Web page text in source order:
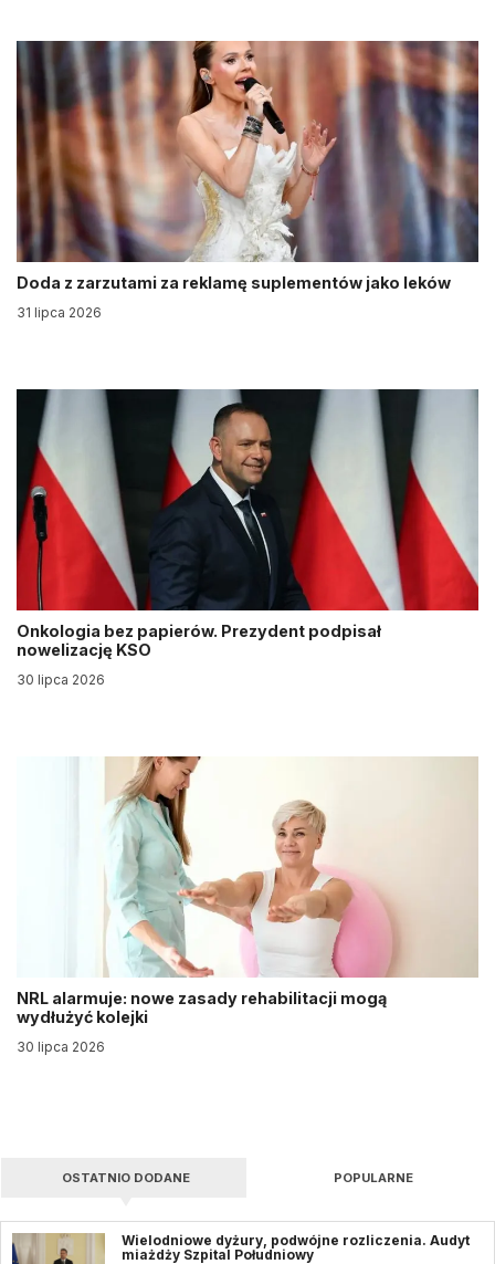
Doda z zarzutami za reklamę suplementów jako leków
31 lipca 2026
Onkologia bez papierów. Prezydent podpisał
nowelizację KSO
30 lipca 2026
NRL alarmuje: nowe zasady rehabilitacji mogą
wydłużyć kolejki
30 lipca 2026
OSTATNIO DODANE POPULARNE
Wielodniowe dyżury, podwójne rozliczenia. Audyt
miażdży Szpital Południowy